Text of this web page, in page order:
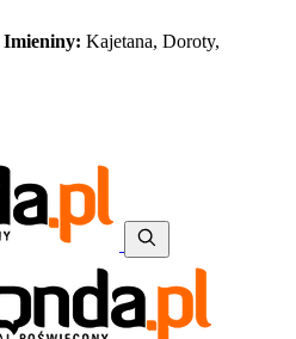
Imieniny: Kajetana, Doroty,